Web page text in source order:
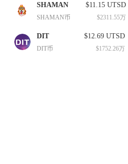
SHAMAN
SHAMAN币
$11.15 UTSD
$2311.55万
DIT
DIT币
$12.69 UTSD
$1752.26万